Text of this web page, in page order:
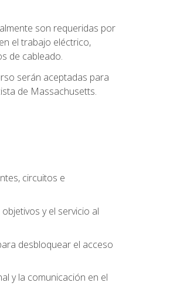
son requeridas por
el trabajo eléctrico,
de cableado.
serán aceptadas para
de Massachusetts.
circuitos e
y el servicio al
desbloquear el acceso
y la comunicación en el